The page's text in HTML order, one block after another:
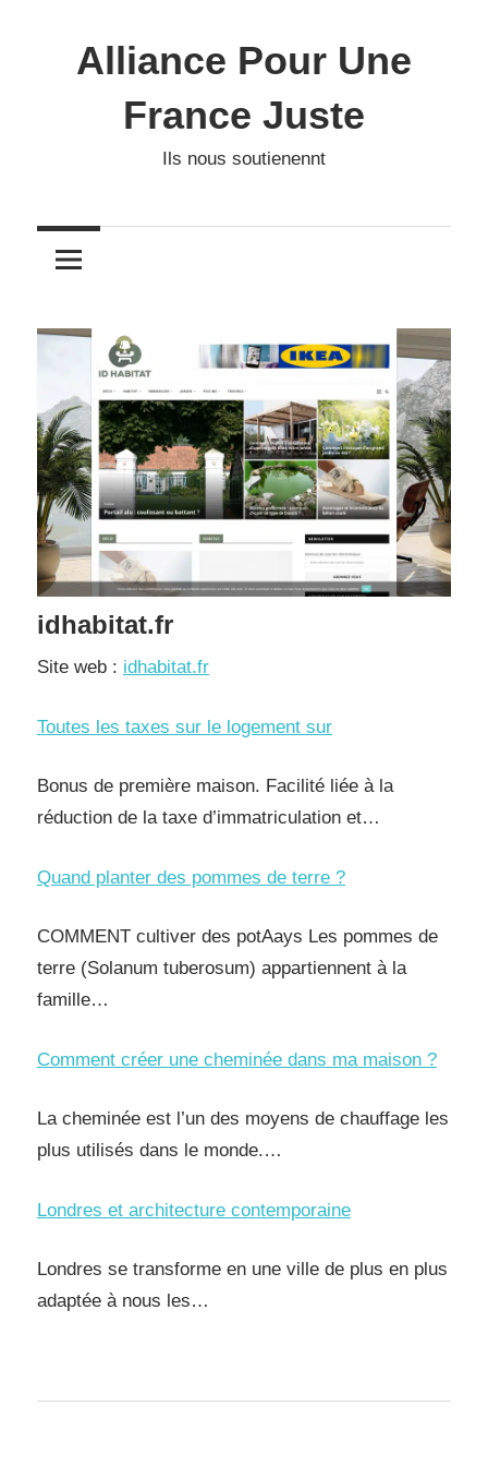
contentAlliance Pour Une
France Juste
Ils nous soutienennt
idhabitat.fr
Site web : idhabitat.fr
Toutes les taxes sur le logement sur
Bonus de première maison. Facilité liée à la
réduction de la taxe d’immatriculation et…
Quand planter des pommes de terre ?
COMMENT cultiver des potAays Les pommes de
terre (Solanum tuberosum) appartiennent à la
famille…
Comment créer une cheminée dans ma maison ?
La cheminée est l’un des moyens de chauffage les
plus utilisés dans le monde.…
Londres et architecture contemporaine
Londres se transforme en une ville de plus en plus
adaptée à nous les…